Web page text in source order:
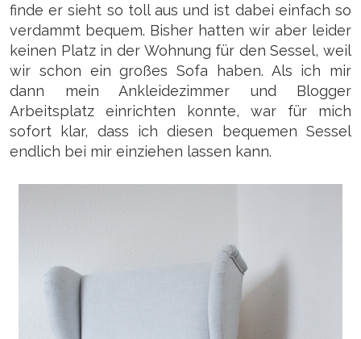
finde er sieht so toll aus und ist dabei einfach so
verdammt bequem. Bisher hatten wir aber leider
keinen Platz in der Wohnung für den Sessel, weil
wir schon ein großes Sofa haben. Als ich mir
dann mein Ankleidezimmer und Blogger
Arbeitsplatz einrichten konnte, war für mich
sofort klar, dass ich diesen bequemen Sessel
endlich bei mir einziehen lassen kann.